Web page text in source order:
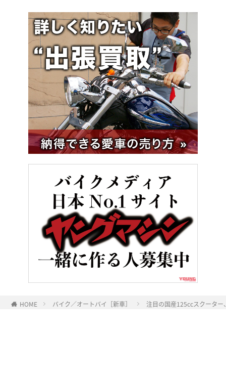
HOME バイク／オートバイ［新車］ 注目の国産125ccスクータ